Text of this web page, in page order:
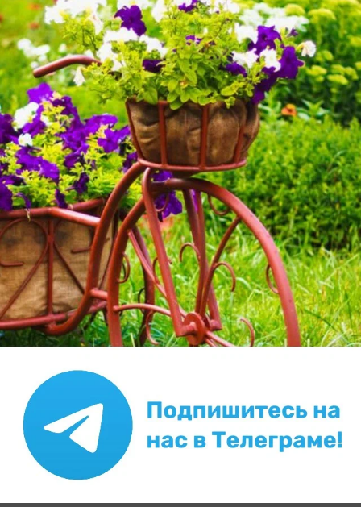
Стены интерьера декорированы в технике «Пленка»
Стены интерьера декорированы в технике «Пленка»